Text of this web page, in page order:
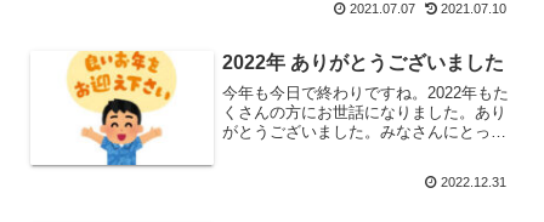
すか？eKYCを使ったeSIMの開通が最短
す。これからは...
2021.07.07 2021.07.10
2022年 ありがとうございました
今年も今日で終わりですね。2022年もた
くさんの方にお世話になりました。あり
がとうございました。みなさんにとっ
出しますまだはっきりと決めていません
2022.12.31